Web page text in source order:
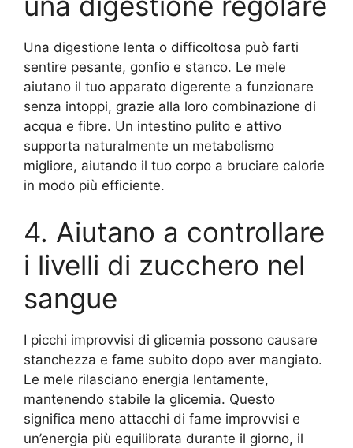
Una digestione lenta o difficoltosa può farti
sentire pesante, gonfio e stanco. Le mele
aiutano il tuo apparato digerente a funzionare
senza intoppi, grazie alla loro combinazione di
acqua e fibre. Un intestino pulito e attivo
supporta naturalmente un metabolismo
migliore, aiutando il tuo corpo a bruciare calorie
in modo più efficiente.
4. Aiutano a controllare
i livelli di zucchero nel
sangue
I picchi improvvisi di glicemia possono causare
stanchezza e fame subito dopo aver mangiato.
Le mele rilasciano energia lentamente,
mantenendo stabile la glicemia. Questo
significa meno attacchi di fame improvvisi e
un’energia più equilibrata durante il giorno, il